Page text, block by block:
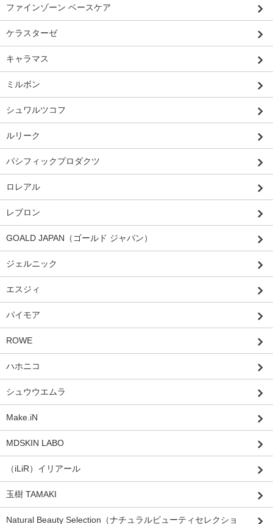
ファインゾーン ベースケア
ケラスターゼ
キャラマス
ミルボン
シュワルツコフ
ルリーク
パシフィックプロダクツ
ロレアル
レブロン
GOALD JAPAN（ゴールド ジャパン）
ジェルニック
エスジィ
パイモア
ROWE
ハホニコ
シュウウエムラ
Make.iN
MDSKIN LABO
（iLiR）イリアール
玉樹 TAMAKI
Natural Beauty Selection（ナチュラルビューティセレクショ